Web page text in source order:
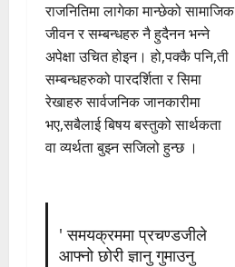
राजनितिमा लागेका मान्छेको सामाजिक
जीवन र सम्बन्धहरु नै हुदैनन भन्ने
अपेक्षा उचित होइन। हो,पक्कै पनि,ती
सम्बन्धहरुको पारदर्शिता र सिमा
रेखाहरु सार्वजनिक जानकारीमा
भए,सबैलाई बिषय बस्तुको सार्थकता
वा व्यर्थता बुझ्न सजिलो हुन्छ ।
' समयक्रममा प्रचण्डजीले
आफ्नो छोरी ज्ञानु गुमाउनु